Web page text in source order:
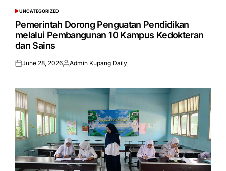
POSTED
IN
UNCATEGORIZED
Pemerintah Dorong Penguatan Pendidikan
melalui Pembangunan 10 Kampus Kedokteran
dan Sains
Posted
June 28, 2026Posted
Admin Kupang Daily